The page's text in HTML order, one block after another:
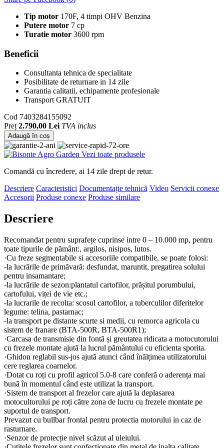
Tip motor 170F, 4 timpi OHV Benzina
Putere motor 7 cp
Turatie motor 3600 rpm
Beneficii
Consultanta tehnica de specialitate
Posibilitate de returnare in 14 zile
Garantia calitatii, echipamente profesionale
Transport GRATUIT
Cod 7403284155092
Preț 2.790,00 Lei TVA inclus
Adaugă în coș
Vezi toate produsele
Comandă cu încredere, ai 14 zile drept de retur.
Descriere Caracteristici Documentație tehnică Video Servicii conexe
Accesorii Produse conexe Produse similare
Descriere
Recomandat pentru suprafețe cuprinse intre 0 – 10.000 mp, pentru
toate tipurile de pământ:, argilos, nisipos, lutos.
·Cu freze segmentabile si accesoriile compatibile, se poate folosi:
-la lucrările de primăvară: desfundat, maruntit, pregatirea solului
pentru insamantare;
-la lucrările de sezon:plantatul cartofilor, prășitul porumbului,
cartofului, viței de vie etc.;
-la lucrarile de recolta: scosul cartofilor, a tuberculilor diferitelor
legume: telina, pastarnac;
-la transport pe distante scurte si medii, cu remorca agricola cu
sistem de franare (BTA-500R, BTA-500R1);
·Carcasa de transmisie din fontă și greutatea ridicata a motocutorului
cu frezele montate ajută la lucrul pământului cu eficienta sporita.
·Ghidon reglabil sus-jos ajută atunci când înălțimea utilizatorului
cere reglarea coarnelor.
·Dotat cu roți cu profil agricol 5.0-8 care conferă o aderența mai
bună în momentul când este utilizat la transport.
·Sistem de transport al frezelor care ajută la deplasarea
motocultorului pe roți către zona de lucru cu frezele montate pe
suportul de transport.
Prevazut cu bullbar frontal pentru protectia motorului in caz de
rasturnare.
·Senzor de protecție nivel scăzut al uleiului.